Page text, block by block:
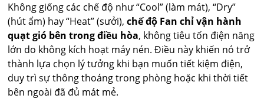
Không giống các chế độ như “Cool” (làm mát), “Dry”
(hút ẩm) hay “Heat” (sưởi),chế độ Fan chỉ vận hành
quạt gió bên trong điều hòa, không tiêu tốn điện năng
lớn do không kích hoạt máy nén. Điều này khiến nó trở
thành lựa chọn lý tưởng khi bạn muốn tiết kiệm điện,
duy trì sự thông thoáng trong phòng hoặc khi thời tiết
bên ngoài đã đủ mát mẻ.